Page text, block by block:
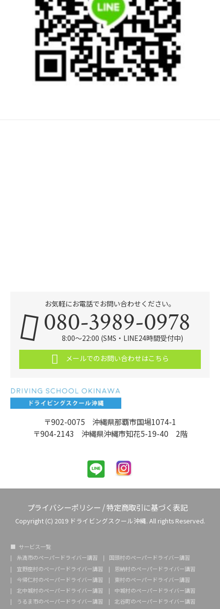
〒902-0075 沖縄県那覇市国場1074-1
〒904-2143 沖縄県沖縄市知花5-19-40 2階
お気軽にお電話でお問い合わせください。
080-3989-0978
8:00～22:00 (SMS・LINE24時間受付中)
メールでのお問い合わせはこちら
プライバシーポリシー /特定商取引に基づく表記
Copyright (C) 2019 ドライビングスクール沖縄. All rights Reserved.
サービス一覧
糸満市のペーパードライバー講習
国頭村のペーパードライバー講習
宜野座村のペーパードライバー講習
恩納村のペーパードライバー講習
今帰仁村のペーパードライバー講習
東村のペーパードライバー講習
北中城村のペーパードライバー講習
中城村のペーパードライバー講習
うるま市のペーパードライバー講習
北谷町のペーパードライバー講習